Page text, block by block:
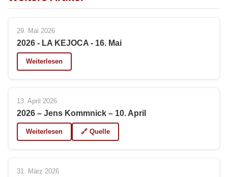
29. Mai 2026
2026 - LA KEJOCA - 16. Mai
Weiterlesen
13. April 2026
2026 – Jens Kommnick – 10. April
Weiterlesen 🔗 Quelle
31. März 2026